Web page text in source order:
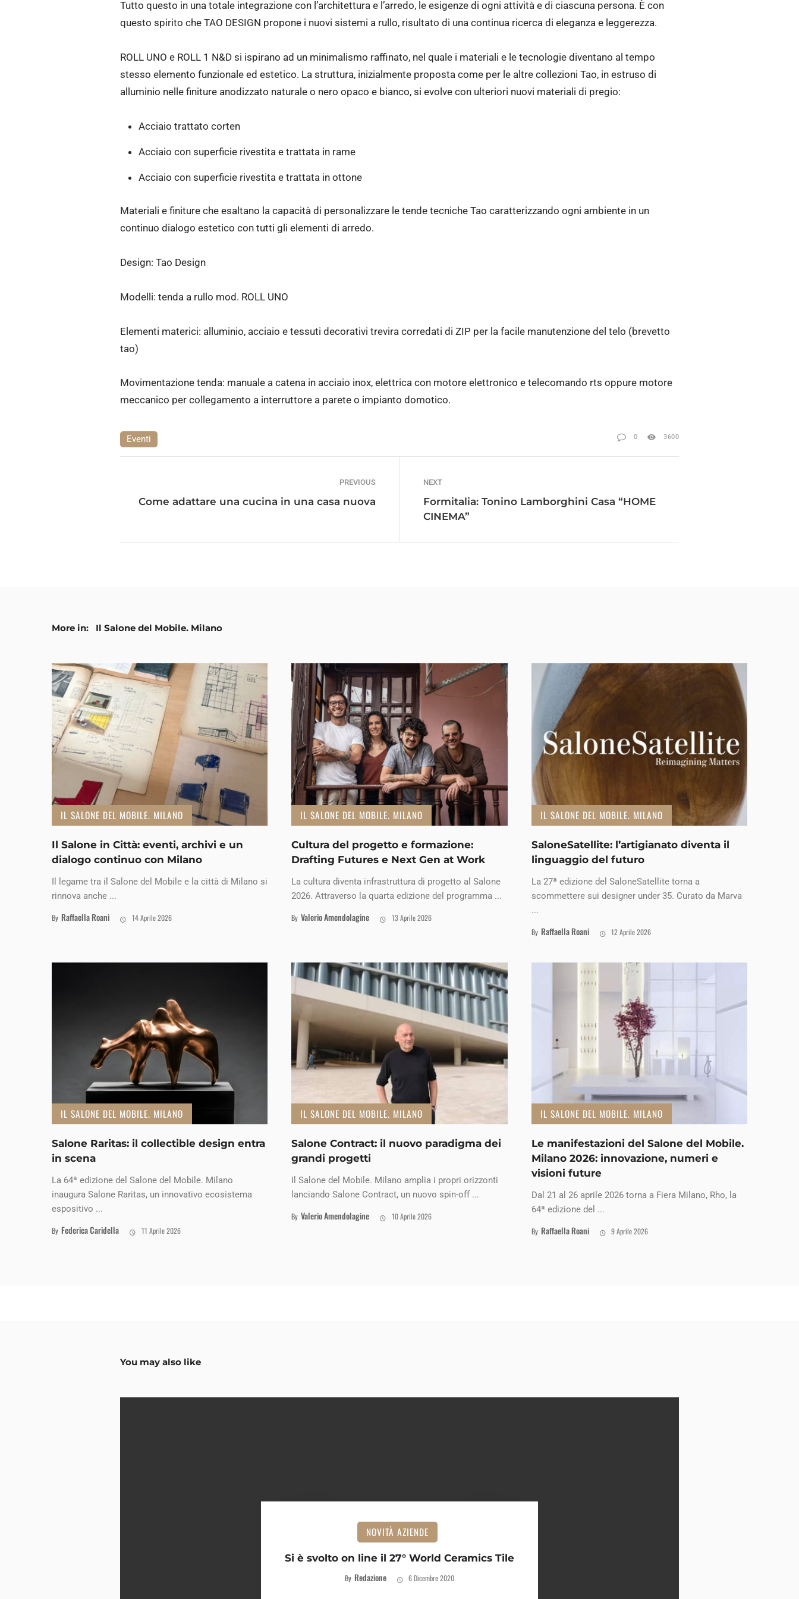
Tutto questo in una totale integrazione con l’architettura e l’arredo, le esigenze di ogni attività e di ciascuna persona. È con
questo spirito che TAO DESIGN propone i nuovi sistemi a rullo, risultato di una continua ricerca di eleganza e leggerezza.
ROLL UNO e ROLL 1 N&D si ispirano ad un minimalismo raffinato, nel quale i materiali e le tecnologie diventano al tempo
stesso elemento funzionale ed estetico. La struttura, inizialmente proposta come per le altre collezioni Tao, in estruso di
alluminio nelle finiture anodizzato naturale o nero opaco e bianco, si evolve con ulteriori nuovi materiali di pregio:
Acciaio trattato corten
Acciaio con superficie rivestita e trattata in rame
Acciaio con superficie rivestita e trattata in ottone
Materiali e finiture che esaltano la capacità di personalizzare le tende tecniche Tao caratterizzando ogni ambiente in un
continuo dialogo estetico con tutti gli elementi di arredo.
Design: Tao Design
Modelli: tenda a rullo mod. ROLL UNO
Elementi materici: alluminio, acciaio e tessuti decorativi trevira corredati di ZIP per la facile manutenzione del telo (brevetto
tao)
Movimentazione tenda: manuale a catena in acciaio inox, elettrica con motore elettronico e telecomando rts oppure motore
meccanico per collegamento a interruttore a parete o impianto domotico.
Eventi 0 3600
PREVIOUS
Come adattare una cucina in una casa nuova
NEXT
Formitalia: Tonino Lamborghini Casa “HOME
CINEMA”
More in: Il Salone del Mobile. Milano
IL SALONE DEL MOBILE. MILANO
Il Salone in Città: eventi, archivi e un
dialogo continuo con Milano
Il legame tra il Salone del Mobile e la città di Milano si
rinnova anche ...
By Raffaella Roani 14 Aprile 2026
IL SALONE DEL MOBILE. MILANO
Cultura del progetto e formazione:
Drafting Futures e Next Gen at Work
La cultura diventa infrastruttura di progetto al Salone
2026. Attraverso la quarta edizione del programma ...
By Valerio Amendolagine 13 Aprile 2026
IL SALONE DEL MOBILE. MILANO
SaloneSatellite: l’artigianato diventa il
linguaggio del futuro
La 27ª edizione del SaloneSatellite torna a
scommettere sui designer under 35. Curato da Marva
...
By Raffaella Roani 12 Aprile 2026
IL SALONE DEL MOBILE. MILANO
Salone Raritas: il collectible design entra
in scena
La 64ª edizione del Salone del Mobile. Milano
inaugura Salone Raritas, un innovativo ecosistema
espositivo ...
By Federica Caridella 11 Aprile 2026
IL SALONE DEL MOBILE. MILANO
Salone Contract: il nuovo paradigma dei
grandi progetti
Il Salone del Mobile. Milano amplia i propri orizzonti
lanciando Salone Contract, un nuovo spin-off ...
By Valerio Amendolagine 10 Aprile 2026
IL SALONE DEL MOBILE. MILANO
Le manifestazioni del Salone del Mobile.
Milano 2026: innovazione, numeri e
visioni future
Dal 21 al 26 aprile 2026 torna a Fiera Milano, Rho, la
64ª edizione del ...
By Raffaella Roani 9 Aprile 2026
You may also like
NOVITÀ AZIENDE
Si è svolto on line il 27° World Ceramics Tile
By Redazione 6 Dicembre 2020